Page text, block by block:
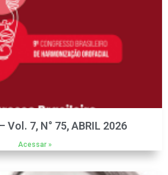
Vol. 7, N° 75, ABRIL 2026
Acessar »